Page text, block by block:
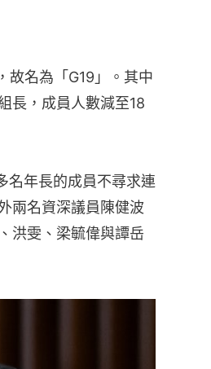
故名為「G19」。其中
長，成員人數減至18
名年長的成員不尋求連
兩名資深議員陳健波
洪雯、梁毓偉與譚岳